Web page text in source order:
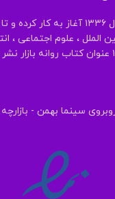
انتشارات چاپخش از سال ۱۳۳۶
الملل ، علوم اجتماعی ،
سینما بهمن -